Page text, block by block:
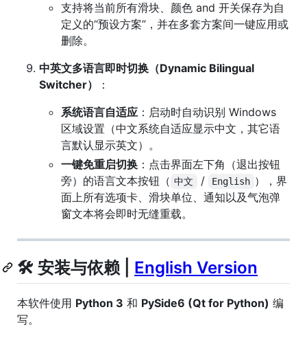
支持将当前所有滑块、颜色 and 开关保存为自
定义的“预设方案”，并在多套方案间一键应用或
删除。
中英文多语言即时切换（Dynamic Bilingual
Switcher）
：
系统语言自适应 ：启动时自动识别 Windows
区域设置（中文系统自适应显示中文，其它语
言默认显示英文）。
一键免重启切换 ：点击界面左下角（退出按钮
旁）的语言文本按钮（ 中文 / English ），界
面上所有选项卡、滑块单位、通知以及气泡弹
窗文本将会即时无缝重载。
🛠️ 安装与依赖 | English Version
本软件使用 Python 3 和 PySide6 (Qt for Python) 编
写。